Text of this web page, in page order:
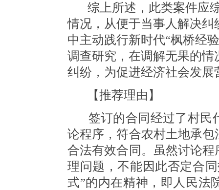
综上所述，此类案件应
情况，从便于当事人解决
中主动践行新时代“枫桥经
调查研究，在调解无果的
纠纷，为促进经济社会发
【推荐理由】
签订的合同经过了村民
论程序，符合农村土地承
合法有效合同。虽然讨论
理问题，不能因此否定合
式”的内在精神，即人民法